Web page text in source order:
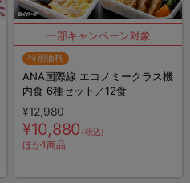
特別価格
ANA国際線 エコノミークラス機
内食 6種セット／12食
¥12,980
¥10,880（税込）
ほか1商品